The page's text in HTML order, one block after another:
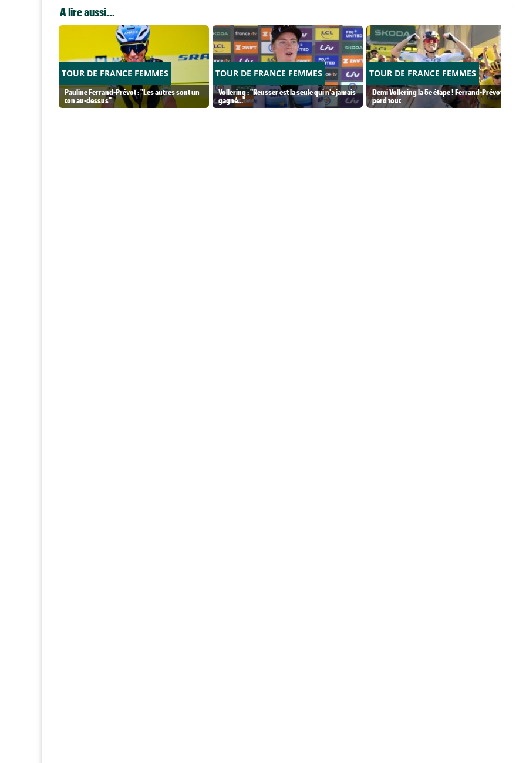
A lire aussi...
TOUR DE FRANCE FEMMES
Pauline Ferrand-Prévot : "Les autres sont un
ton au-dessus"
TOUR DE FRANCE FEMMES
Vollering : "Reusser est la seule qui n'a jamais
gagné..."
TOUR DE FRANCE FEMMES
Demi Vollering la 5e étape ! Ferrand-Prévot
perd tout
-